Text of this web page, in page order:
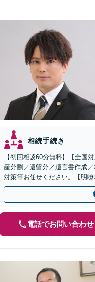
相続手続き
【初回相談60分無料】【全国
産分割／遺留分／遺言書作成
対策等お任せください。【明
話相談可】
電話でお問い合わせ